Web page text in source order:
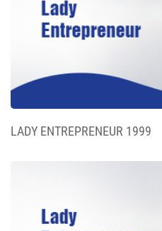
LADY ENTREPRENEUR 1999